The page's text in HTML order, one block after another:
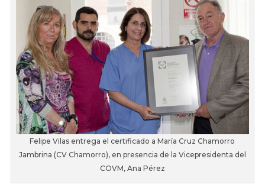
Felipe Vilas entrega el certificado a María Cruz Chamorro
Jambrina (CV Chamorro), en presencia de la Vicepresidenta del
COVM, Ana Pérez